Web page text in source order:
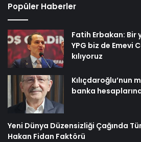
Popüler Haberler
Fatih Erbakan: Bir
YPG biz de Emevi
kılıyoruz
Kılıçdaroğlu’nun
banka
Yeni Dünya Düzensizliği Çağında
Hakan Fidan Faktörü